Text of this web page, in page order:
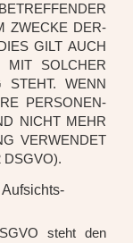
ZWE­CKE DER­
GILT AUCH
SOL­CHER
STEHT. WENN
PER­SO­NEN­
NICHT MEHR
VER­WEN­DET
DSGVO).
Aufsichts­
steht den